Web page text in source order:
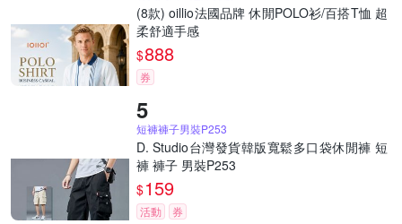
(8款) oillio法國品牌 休閒POLO衫/百搭T恤 超
柔舒適手感
$888
券
短褲褲子男裝P253
D. Studio台灣發貨韓版寬鬆多口袋休閒褲 短
褲 褲子 男裝P253
$159
活動 券